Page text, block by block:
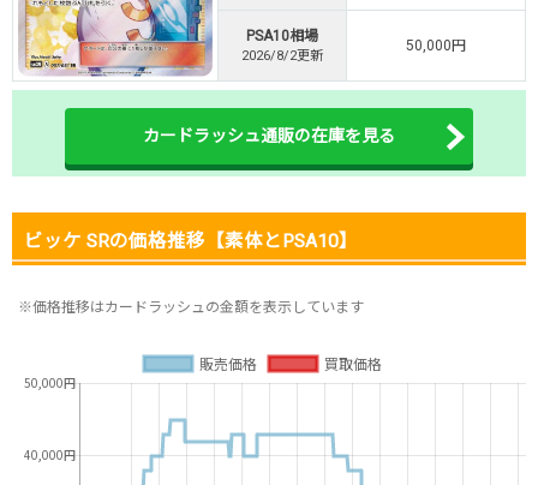
・新規登録で最大90%OFF
初回登録で4種類アド確解放
TORAオリパ公式はこちら ＞
PSA10相場
2026/8/2更新
50,000円
カードラッシュ通販の在庫を見る
ビッケ SRの価格推移【素体とPSA10】
※価格推移はカードラッシュの金額を表示しています